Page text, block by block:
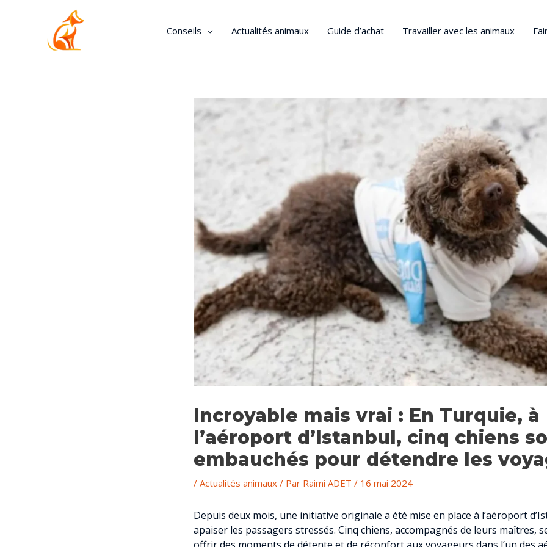
Conseils Actualités animaux Guide d’achat Travailler avec les animaux
Incroyable mais vrai : En Turquie, à
l’aéroport d’Istanbul, cinq chiens
embauchés pour détendre les
/ Actualités animaux / Par Raimi ADET / 16 mai 2024
Depuis deux mois, une initiative originale a été mise en place à l’aéroport
apaiser les passagers stressés. Cinq chiens, accompagnés de leurs maîtres,